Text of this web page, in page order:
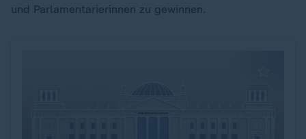
und Parlamentarierinnen zu gewinnen.